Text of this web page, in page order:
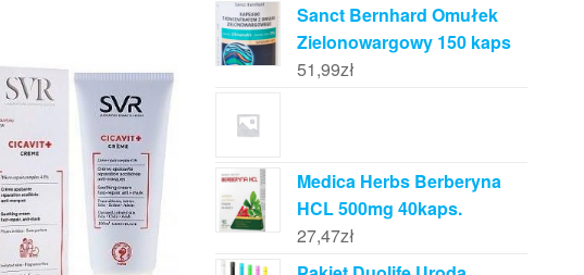
Sanct Bernhard Omułek
Zielonowargowy 150 kaps
51,99zł
Medica Herbs Berberyna
HCL 500mg 40kaps.
27,47zł